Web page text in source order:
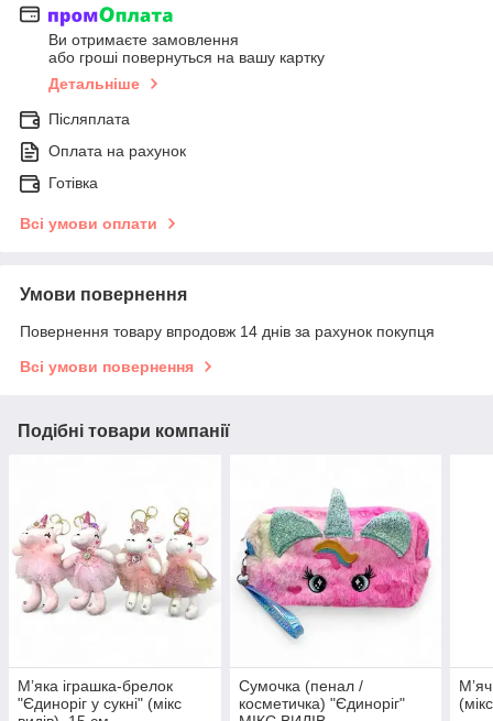
Ви отримаєте замовлення
або гроші повернуться на вашу картку
Детальніше
Післяплата
Оплата на рахунок
Готівка
Всі умови оплати
Умови повернення
Повернення товару впродовж 14 днів за рахунок покупця
Всі умови повернення
Подібні товари компанії
Мʼяка іграшка-брелок
"Єдиноріг у сукні" (мікс
Сумочка (пенал /
косметичка) "Єдиноріг"